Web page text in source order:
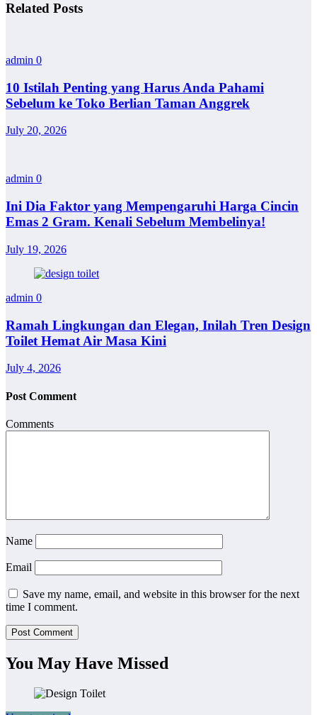
Related Posts
admin 0
10 Istilah Penting yang Harus Anda Pahami
Sebelum ke Toko Berlian Taman Anggrek
July 20, 2026
admin 0
Ini Dia Faktor yang Mempengaruhi Harga Cincin
Emas 2 Gram. Kenali Sebelum Membelinya!
July 19, 2026
admin 0
Ramah Lingkungan dan Elegan, Inilah Tren Design
Toilet Hemat Air Masa Kini
July 4, 2026
Post Comment
Comments
Name
Email
Save my name, email, and website in this browser for the next
time I comment.
You May Have Missed